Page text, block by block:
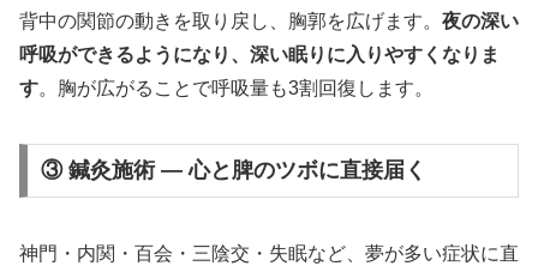
背中の関節の動きを取り戻し、胸郭を広げます。 夜の深い
呼吸ができるようになり、深い眠りに入りやすくなりま
す。胸が広がることで呼吸量も3割回復します。
③ 鍼灸施術 — 心と脾のツボに直接届く
神門・内関・百会・三陰交・失眠など、夢が多い症状に直